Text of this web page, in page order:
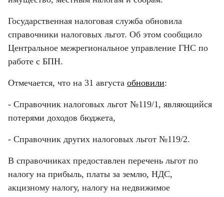
Государственная налоговая служба обновила
справочники налоговых льгот. Об этом сообщило
Центральное межрегиональное управление ГНС по
работе с БПН.
Отмечается, что на 31 августа обновили:
- Справочник налоговых льгот №119/1, являющийся
потерями доходов бюджета,
- Справочник других налоговых льгот №119/2.
В справочниках предоставлен перечень льгот по
налогу на прибыль, платы за землю, НДС,
акцизному налогу, налогу на недвижимое